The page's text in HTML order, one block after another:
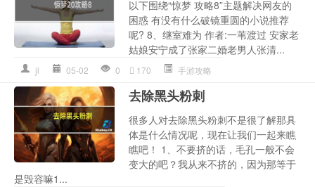
以下围绕“惊梦 攻略8”主题解决网友的
困惑 有没有什么破镜重圆的小说推荐
呢? 8、继室难为 作者:一苇渡过 安家老
姑娘安宁成了张家二婚老男人张清...
jl 05-02 0 170 手游攻略
去除黑头粉刺
很多人对去除黑头粉刺不是很了解那具
体是什么情况呢，现在让我们一起来瞧
瞧吧！ 1、不要挤的话，毛孔一般不会
变大的吧？我从来不挤的，因为那等于
是毁容嘛1...